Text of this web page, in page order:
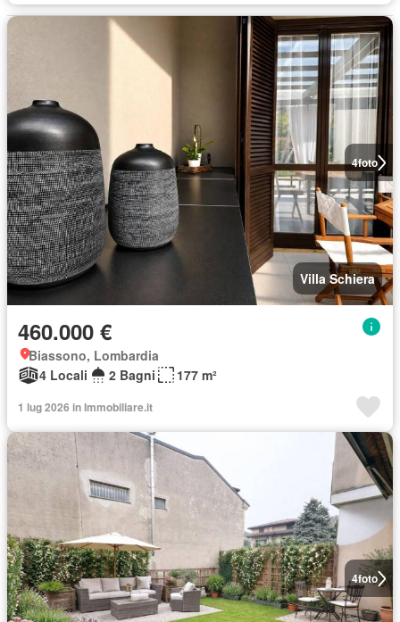
4foto
Villa Schiera
460.000 €
Biassono, Lombardia
4 Locali
2 Bagni 177 m²
1 lug 2026 in Immobiliare.it
4foto